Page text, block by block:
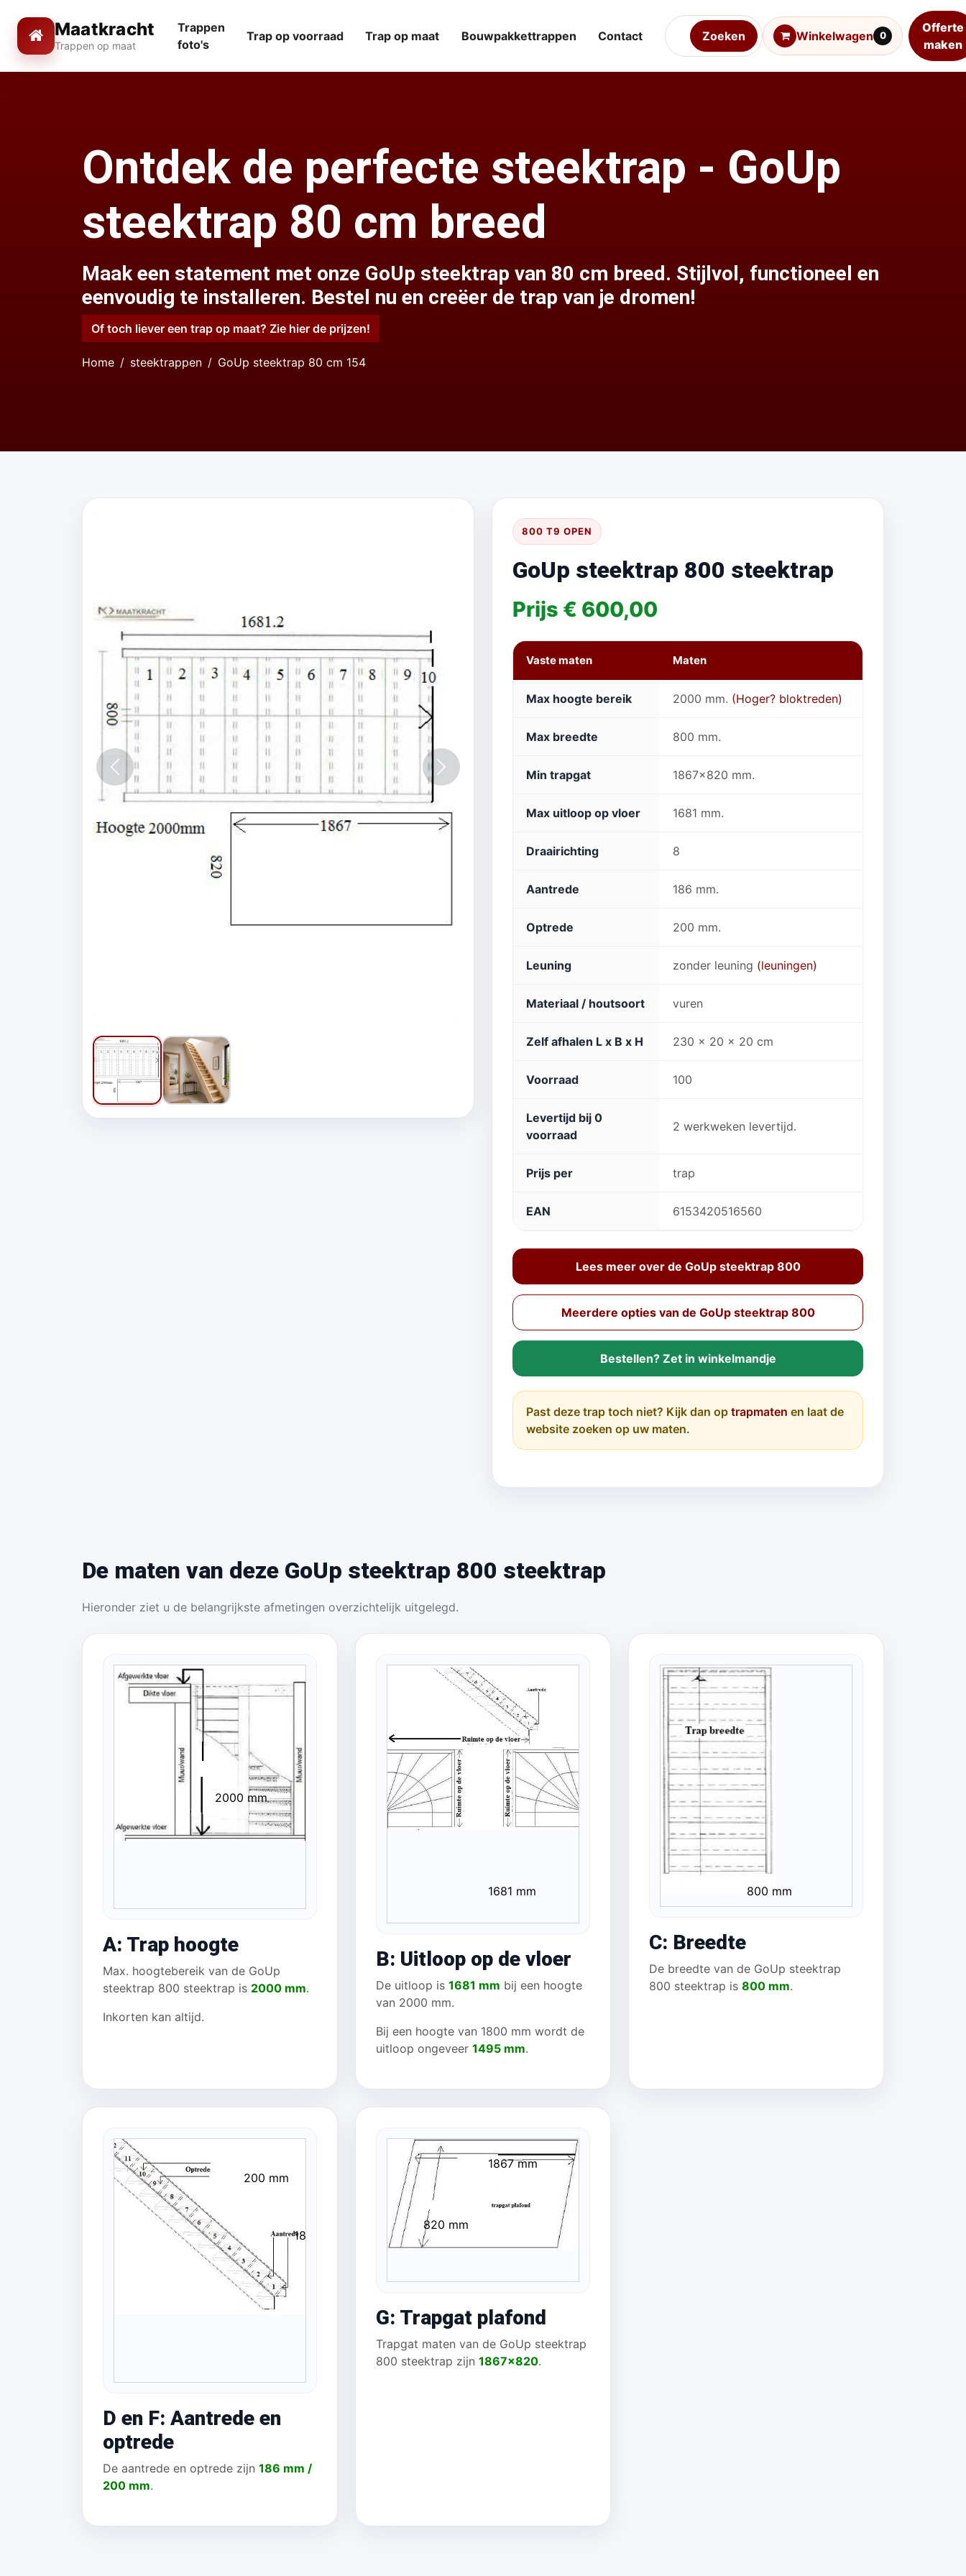
Maatkracht
Trappen op maat
Winkelwagen 0
Offerte
maken
Trappen
foto's
Trap op voorraad Trap op maat Bouwpakkettrappen Contact Zoeken
Ontdek de perfecte steektrap - GoUp
steektrap 80 cm breed
Maak een statement met onze GoUp steektrap van 80 cm breed. Stijlvol, functioneel en
eenvoudig te installeren. Bestel nu en creëer de trap van je dromen!
Of toch liever een trap op maat? Zie hier de prijzen!
Home steektrappen GoUp steektrap 80 cm 154
Vorige Volgende
800 T9 OPEN
GoUp steektrap 800 steektrap
Prijs € 600,00
Vaste maten Maten
Max hoogte bereik 2000 mm. (Hoger? bloktreden)
Max breedte 800 mm.
Min trapgat 1867x820 mm.
Max uitloop op vloer 1681 mm.
Draairichting 8
Aantrede 186 mm.
Optrede 200 mm.
Leuning zonder leuning (leuningen)
Materiaal / houtsoort vuren
Zelf afhalen L x B x H 230 x 20 x 20 cm
Voorraad 100
Levertijd bij 0
voorraad
2 werkweken levertijd.
Prijs per trap
EAN 6153420516560
Lees meer over de GoUp steektrap 800
Meerdere opties van de GoUp steektrap 800
Bestellen? Zet in winkelmandje
Past deze trap toch niet? Kijk dan op trapmaten en laat de
website zoeken op uw maten.
De maten van deze GoUp steektrap 800 steektrap
Hieronder ziet u de belangrijkste afmetingen overzichtelijk uitgelegd.
2000 mm
A: Trap hoogte
Max. hoogtebereik van de GoUp
steektrap 800 steektrap is 2000 mm.
Inkorten kan altijd.
1681 mm
B: Uitloop op de vloer
De uitloop is 1681 mm bij een hoogte
van 2000 mm.
Bij een hoogte van 1800 mm wordt de
uitloop ongeveer 1495 mm.
800 mm
C: Breedte
De breedte van de GoUp steektrap
800 steektrap is 800 mm.
200 mm
186 mm
D en F: Aantrede en
optrede
De aantrede en optrede zijn 186 mm /
200 mm.
1867 mm
820 mm
G: Trapgat plafond
Trapgat maten van de GoUp steektrap
800 steektrap zijn 1867x820.